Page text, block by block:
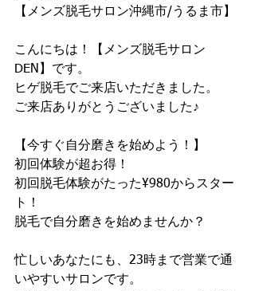
【メンズ脱毛サロン沖縄市/うるま市】
こんにちは！【メンズ脱毛サロン
DEN】です。
ヒゲ脱毛でご来店いただきました。
ご来店ありがとうございました♪
【今すぐ自分磨きを始めよう！】
初回体験が超お得！
初回脱毛体験がたった¥980からスター
ト！
脱毛で自分磨きを始めませんか？
忙しいあなたにも、23時まで営業で通
いやすいサロンです。